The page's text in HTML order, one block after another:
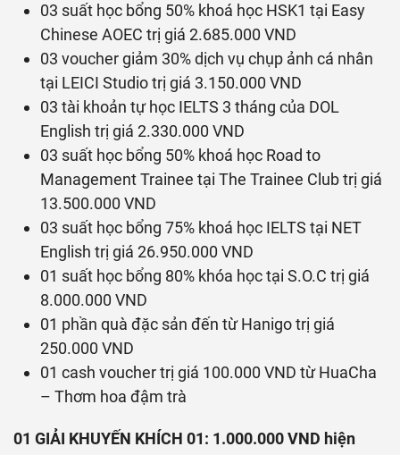
03 suất học bổng 50% khoá học HSK1 tại Easy
Chinese AOEC trị giá 2.685.000 VND
03 voucher giảm 30% dịch vụ chụp ảnh cá nhân
tại LEICI Studio trị giá 3.150.000 VND
03 tài khoản tự học IELTS 3 tháng của DOL
English trị giá 2.330.000 VND
03 suất học bổng 50% khoá học Road to
Management Trainee tại The Trainee Club trị giá
13.500.000 VND
03 suất học bổng 75% khoá học IELTS tại NET
English trị giá 26.950.000 VND
01 suất học bổng 80% khóa học tại S.O.C trị giá
8.000.000 VND
01 phần quà đặc sản đến từ Hanigo trị giá
250.000 VND
01 cash voucher trị giá 100.000 VND từ HuaCha
– Thơm hoa đậm trà
01 GIẢI KHUYẾN KHÍCH 01: 1.000.000 VND hiện